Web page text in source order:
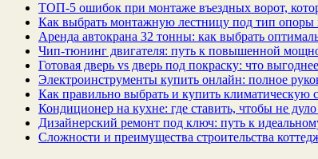
ТОП-5 ошибок при монтаже въездных ворот,
Как выбрать монтажную лестницу под тип опоры
Аренда автокрана 32 тонны: как выбрать
Чип‑тюнинг двигателя: путь к повышенной
Готовая дверь vs дверь под покраску: что
Электроинструменты купить онлайн: полное
Как правильно выбрать и купить климатическую
Кондиционер на кухне: где ставить, чтобы не
Дизайнерский ремонт под ключ: путь к
Сложности и преимущества строительства